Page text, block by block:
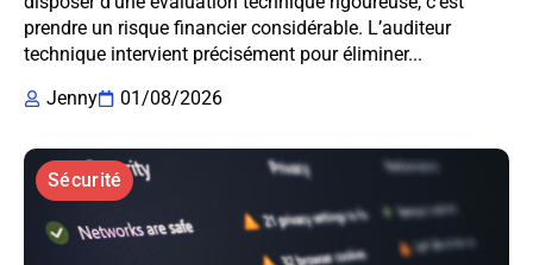
prendre un risque financier considérable. L’auditeur
technique intervient précisément pour éliminer...
Jenny
01/08/2026
Sécurité